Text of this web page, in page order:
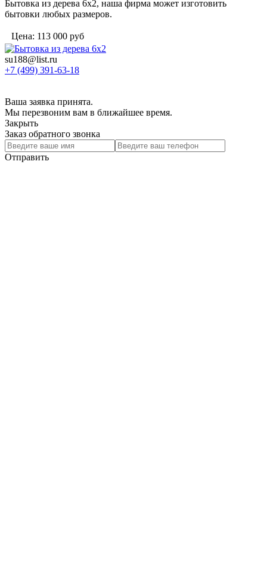
Бытовка из дерева 6х2, наша фирма может изготовить
бытовки любых размеров.
Цена: 113 000 руб
su188@list.ru
+7 (499) 391-63-18
Ваша заявка принята.
Мы перезвоним вам в ближайшее время.
Закрыть
Заказ обратного звонка
Отправить